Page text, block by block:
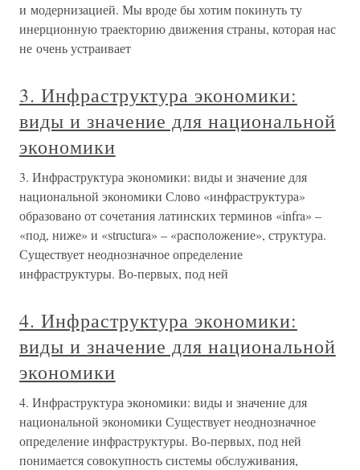
и модернизацией. Мы вроде бы хотим покинуть ту
инерционную траекторию движения страны, которая нас
не очень устраивает
3. Инфраструктура экономики:
виды и значение для национальной
экономики
3. Инфраструктура экономики: виды и значение для
национальной экономики Слово «инфраструктура»
образовано от сочетания латинских терминов «infra» –
«под, ниже» и «structura» – «расположение», структура.
Существует неоднозначное определение
инфраструктуры. Во-первых, под ней
4. Инфраструктура экономики:
виды и значение для национальной
экономики
4. Инфраструктура экономики: виды и значение для
национальной экономики Существует неоднозначное
определение инфраструктуры. Во-первых, под ней
понимается совокупность системы обслуживания,